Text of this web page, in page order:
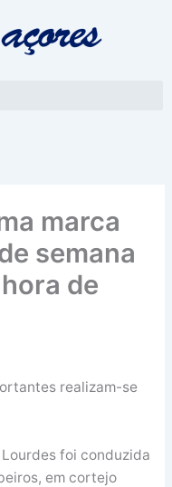
marca
semana
de
realizam-se
foi conduzida
em cortejo